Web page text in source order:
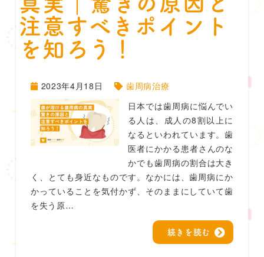
注意すべきポイント
を知ろう！
2023年4月18日
歯周病治療
日本では歯周病に悩んでい
る人は、成人の8割以上に
なるといわれています。歯
医者にかかる患者さんのな
かでも歯周病の割合は大き
く、とても身近なものです。なかには、歯周病にか
かっていることを気付かず、そのままにしていて歯
を失う原…
続きを読む